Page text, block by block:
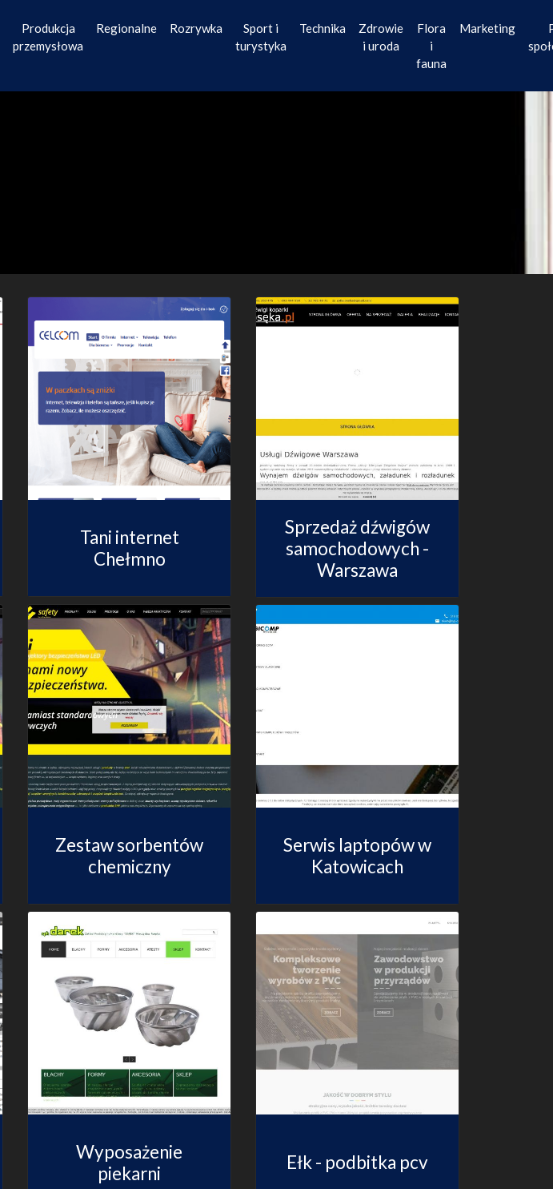
Produkcja
przemysłowa
Regionalne Rozrywka
Sport i
turystyka
Technika
Zdrowie
i uroda
Flora
i
fauna
Marketing
Tani internet
Chełmno
Sprzedaż dźwigów
samochodowych -
Warszawa
Zestaw sorbentów
chemiczny
Serwis laptopów w
Katowicach
Wyposażenie
piekarni
Ełk - podbitka pcv